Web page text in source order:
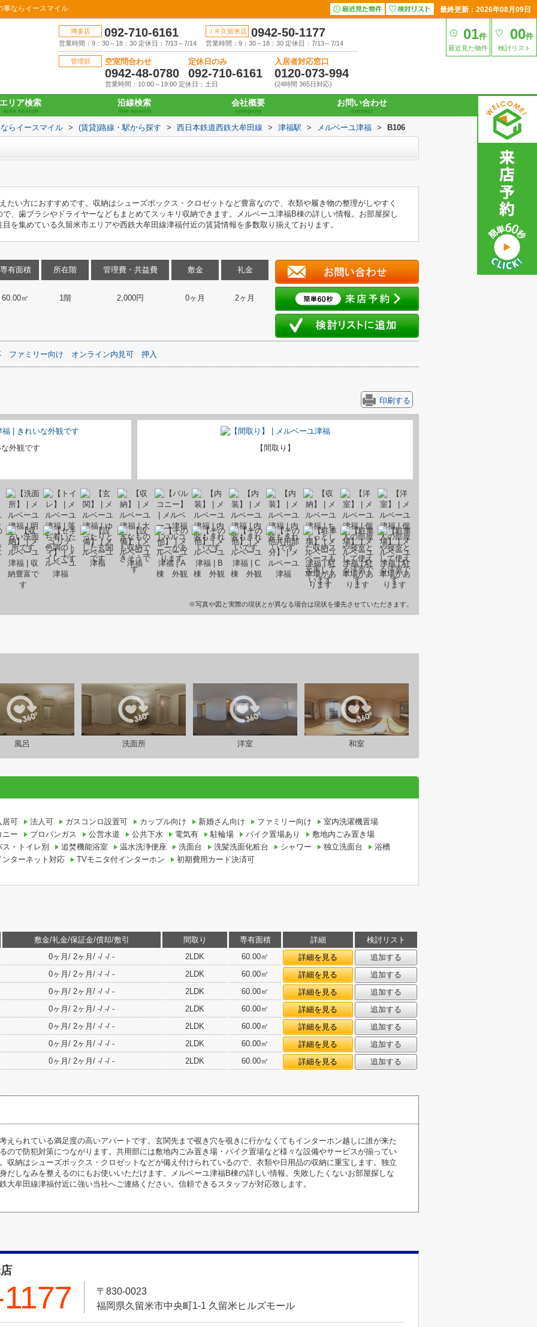
事ならイースマイル 最終更新：2026年08月09日
博多店 092-710-6161
営業時間：9：30～18：30 定休日：7/13～7/14
ＪＲ久留米店 0942-50-1177
営業時間：9：30～18：30 定休日：7/13～7/14
管理部 空室問合わせ
0942-48-0780
定休日のみ
092-710-6161
営業時間：10:00～19:00 定休日：土日
入居者対応窓口
0120-073-994
(24時間 365日対応)
01件
最近見た物件
00件
検討リスト
エリア検索
area search
沿線検索
line search
会社概要
company
お問い合わせ
contact
らイースマイル > (賃貸)路線・駅から探す > 西日本鉄道西鉄大牟田線 > 津福駅 > メルベーユ津福 > B106
たい方におすすめです。収納はシューズボックス・クロゼットなど豊富なので、衣類や履き物の整理がしやすく
、歯ブラシやドライヤーなどもまとめてスッキリ収納できます。メルベーユ津福B棟の詳しい情報。お部屋探し
を集めている久留米市エリアや西鉄大牟田線津福付近の賃貸情報を多数取り揃えております。
専有面積
60.00㎡
所在階
1階
管理費・共益費
2,000円
敷金
0ヶ月
礼金
2ヶ月
ファミリー向け オンライン内見可 押入
印刷する
外観です 【間取り】
※写真や図と実際の現状とが異なる場合は現状を優先させていただきます。
風呂 洗面所 洋室 和室
居可 法人可 ガスコンロ設置可 カップル向け 新婚さん向け ファミリー向け
室内洗濯機置場
ニー
プロパンガス 公営水道 公共下水 電気有 駐輪場 バイク置場あり
敷地内ごみ置き場
ス・トイレ別
追焚機能浴室 温水洗浄便座 洗面台 洗髪洗面化粧台 シャワー 独立洗面台
浴槽
ンターネット対応
TVモニタ付インターホン 初期費用カード決済可
敷金/礼金/保証金/償却/敷引 間取り 専有面積 詳細
検討リスト
0ヶ月/ 2ヶ月/ -/ -/ -
2LDK 60.00㎡ 詳細を見る
追加する
0ヶ月/ 2ヶ月/ -/ -/ -
2LDK 60.00㎡ 詳細を見る
追加する
0ヶ月/ 2ヶ月/ -/ -/ -
2LDK 60.00㎡ 詳細を見る
追加する
0ヶ月/ 2ヶ月/ -/ -/ -
2LDK 60.00㎡ 詳細を見る
追加する
0ヶ月/ 2ヶ月/ -/ -/ -
2LDK 60.00㎡ 詳細を見る
追加する
0ヶ月/ 2ヶ月/ -/ -/ -
2LDK 60.00㎡ 詳細を見る
追加する
0ヶ月/ 2ヶ月/ -/ -/ -
2LDK 60.00㎡ 詳細を見る 追加する
えられている満足度の高いアパートです。玄関先まで覗き穴を覗きに行かなくてもインターホン越しに誰が来た
ので防犯対策につながります。共用部には敷地内ごみ置き場・バイク置場など様々な設備やサービスが揃ってい
収納はシューズボックス・クロゼットなどが備え付けられているので、衣類や日用品の収納に重宝します。独立
だしなみを整えるのにもお使いいただけます。メルベーユ津福B棟の詳しい情報。失敗したくないお部屋探しな
大牟田線津福付近に強い当社へご連絡ください。信頼できるスタッフが対応致します。
〒830-0023
福岡県久留米市中央町1-1 久留米ヒルズモール